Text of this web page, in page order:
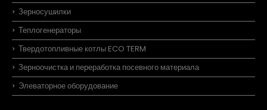
Зерносушилки
Теплогенераторы
Твердотопливные котлы ECO TERM
Зерноочистка и переработка посевного материала
Элеваторное оборудование